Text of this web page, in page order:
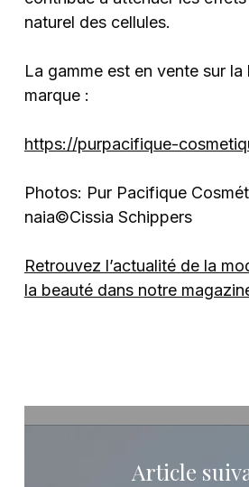
naturel des cellules.
La gamme est en vente sur
marque :
https://purpacifique-
Photos: Pur Pacifique
naia©Cissia Schippers
Retrouvez l’actualité de la
la beauté dans notre
Article